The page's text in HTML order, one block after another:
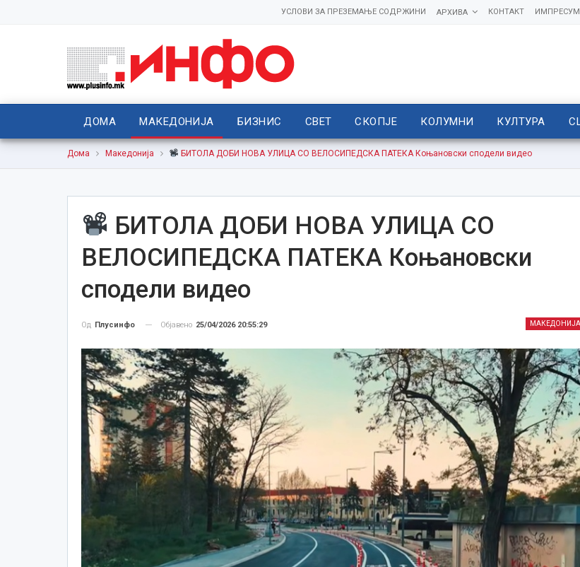
ИМПРЕСУМ
КОНТАКТ
АРХИВА
УСЛОВИ ЗА ПРЕЗЕМАЊЕ СОДРЖИНИ
ДОМА МАКЕДОНИЈА БИЗНИС СВЕТ СКОПЈЕ КОЛУМНИ КУЛТУРА
Дома Македонија БИТОЛА ДОБИ НОВА УЛИЦА СО ВЕЛОСИПЕДСКА ПАТЕКА Коњановски сподели видео
БИТОЛА ДОБИ НОВА УЛИЦА СО
ВЕЛОСИПЕДСКА ПАТЕКА Коњановски
сподели видео
МАКЕДОНИЈА
Од Плусинфо Објавено 25/04/2026 20:55:29